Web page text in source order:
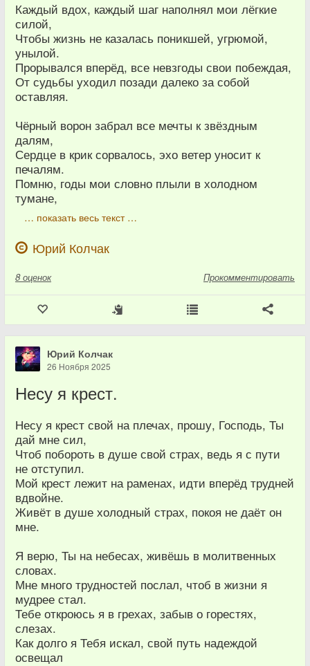
Каждый вдох, каждый шаг наполнял мои лёгкие
силой,
Чтобы жизнь не казалась поникшей, угрюмой,
унылой.
Прорывался вперёд, все невзгоды свои побеждая,
От судьбы уходил позади далеко за собой
оставляя.
Чёрный ворон забрал все мечты к звёздным
далям,
Сердце в крик сорвалось, эхо ветер уносит к
печалям.
Помню, годы мои словно плыли в холодном
тумане,
… показать весь текст …
Юрий Колчак
8 оценок Прокомментировать
Юрий Колчак
26 Ноября 2025
Несу я крест.
Несу я крест свой на плечах, прошу, Господь, Ты
дай мне сил,
Чтоб побороть в душе свой страх, ведь я с пути
не отступил.
Мой крест лежит на раменах, идти вперёд трудней
вдвойне.
Живёт в душе холодный страх, покоя не даёт он
мне.
Я верю, Ты на небесах, живёшь в молитвенных
словах.
Мне много трудностей послал, чтоб в жизни я
мудрее стал.
Тебе откроюсь я в грехах, забыв о горестях,
слезах.
Как долго я Тебя искал, свой путь надеждой
освещал